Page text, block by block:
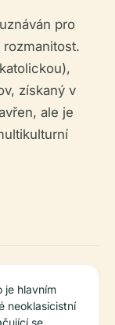
pro
získaný v
ale je
je hlavním
neoklasicistní
se